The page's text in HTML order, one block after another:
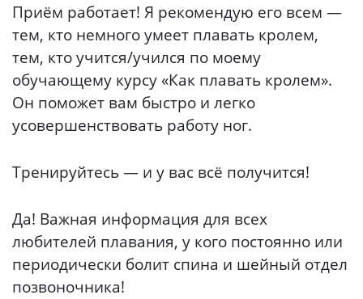
Приём работает! Я рекомендую его всем —
тем, кто немного умеет плавать кролем,
тем, кто учится/учился по моему
обучающему курсу «Как плавать кролем».
Он поможет вам быстро и легко
усовершенствовать работу ног.
Тренируйтесь — и у вас всё получится!
Да! Важная информация для всех
любителей плавания, у кого постоянно или
периодически болит спина и шейный отдел
позвоночника!